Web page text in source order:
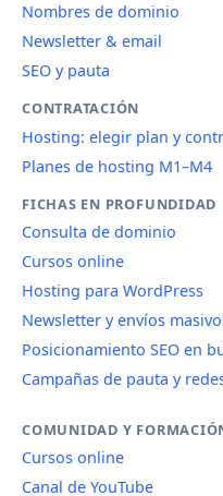
Nombres de dominio
Newsletter & email
SEO y pauta
CONTRATACIÓN
Hosting: elegir plan y
Planes de hosting M1–M4
FICHAS EN PROFUNDIDAD
Consulta de dominio
Cursos online
Hosting para WordPress
Newsletter y envíos
Posicionamiento SEO en
Campañas de pauta y
COMUNIDAD Y
Cursos online
Canal de YouTube